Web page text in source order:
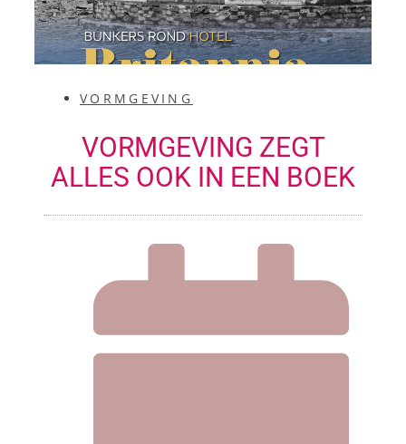
VORMGEVING
VORMGEVING ZEGT
ALLES OOK IN EEN BOEK